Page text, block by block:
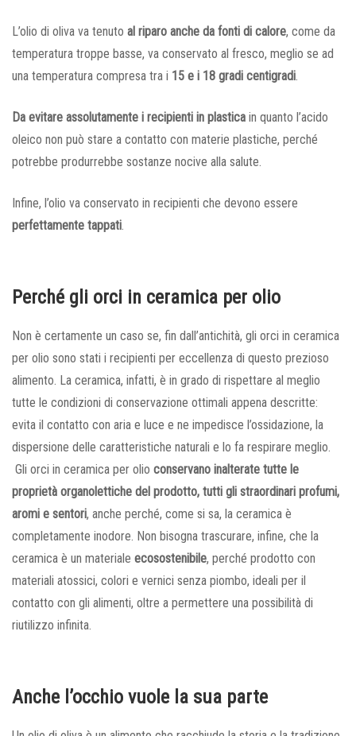
L’olio di oliva va tenuto al riparo anche da fonti di calore, come da
temperatura troppe basse, va conservato al fresco, meglio se ad
una temperatura compresa tra i 15 e i 18 gradi centigradi
Da evitare assolutamente i recipienti in plastica in quanto l’acido
oleico non può stare a contatto con materie plastiche, perché
potrebbe produrrebbe sostanze nocive alla salute.
Infine, l’olio va conservato in recipienti che devono essere
perfettamente tappati
Perché gli orci in ceramica per olio
Non è certamente un caso se, fin dall’antichità, gli orci in ceramica
per olio sono stati i recipienti per eccellenza di questo prezioso
alimento. La ceramica, infatti, è in grado di rispettare al meglio
tutte le condizioni di conservazione ottimali appena descritte:
evita il contatto con aria e luce e ne impedisce l’ossidazione, la
dispersione delle caratteristiche naturali e lo fa respirare meglio.
Gli orci in ceramica per olio conservano inalterate tutte le
proprietà organolettiche del prodotto, tutti gli straordinari profumi,
aromi e sentori, anche perché, come si sa, la ceramica è
completamente inodore. Non bisogna trascurare, infine, che la
ceramica è un materiale ecosostenibile, perché prodotto con
materiali atossici, colori e vernici senza piombo, ideali per il
contatto con gli alimenti, oltre a permettere una possibilità di
riutilizzo infinita.
Anche l’occhio vuole la sua parte